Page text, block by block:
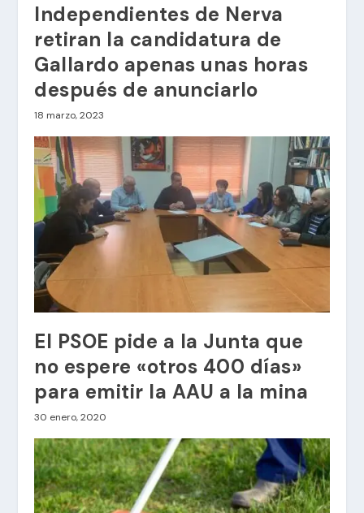
Independientes de Nerva
retiran la candidatura de
Gallardo apenas unas horas
después de anunciarlo
18 marzo, 2023
El PSOE pide a la Junta que
no espere «otros 400 días»
para emitir la AAU a la mina
30 enero, 2020